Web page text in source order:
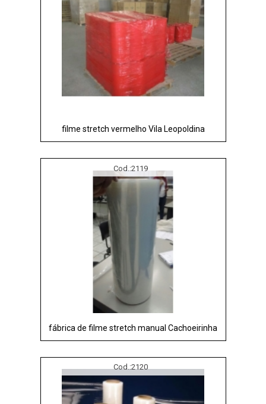
filme stretch vermelho Vila Leopoldina
Cod.:2119
fábrica de filme stretch manual Cachoeirinha
Cod.:2120